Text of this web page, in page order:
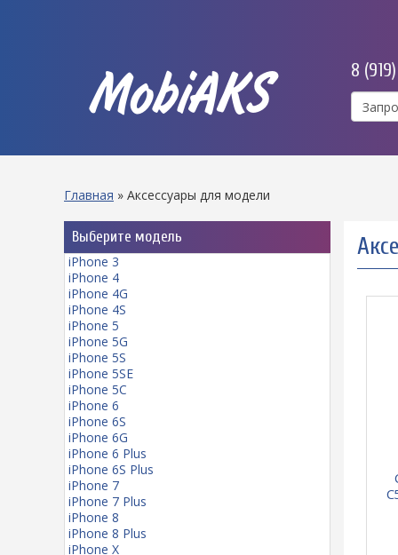
MobiAKS
8
Главная » Аксессуары для модели
Выберите модель
iPhone 3
iPhone 4
iPhone 4G
iPhone 4S
iPhone 5
iPhone 5G
iPhone 5S
iPhone 5SE
iPhone 5C
iPhone 6
iPhone 6S
iPhone 6G
iPhone 6 Plus
iPhone 6S Plus
iPhone 7
iPhone 7 Plus
iPhone 8
iPhone 8 Plus
iPhone X